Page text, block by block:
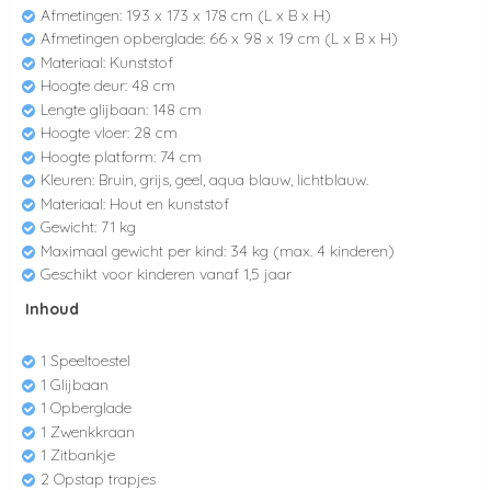
Afmetingen: 193 x 173 x 178 cm (L x B x H)
Afmetingen opberglade: 66 x 98 x 19 cm (L x B x H)
Materiaal: Kunststof
Hoogte deur: 48 cm
Lengte glijbaan: 148 cm
Hoogte vloer: 28 cm
Hoogte platform: 74 cm
Kleuren: Bruin, grijs, geel, aqua blauw, lichtblauw.
Materiaal: Hout en kunststof
Gewicht: 71 kg
Maximaal gewicht per kind: 34 kg (max. 4 kinderen)
Geschikt voor kinderen vanaf 1,5 jaar
Inhoud
1 Speeltoestel
1 Glijbaan
1 Opberglade
1 Zwenkkraan
1 Zitbankje
2 Opstap trapjes